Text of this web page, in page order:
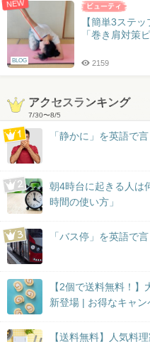
NEW
BLOG
【簡単3ステ
「巻き肩対策
2159
アクセスランキング
7/30〜8/5
「静かに」を英語で
朝4時台に起きる人は
時間の使い方」
「バス停」を英語で
【2個で送料無料！
新登場 | お得なキャン
【送料無料】人気料